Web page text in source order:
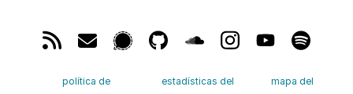
política de estadísticas del mapa del